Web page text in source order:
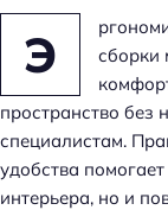
Э
сборки
пространство без
специалистам.
удобства
интерьера, но и